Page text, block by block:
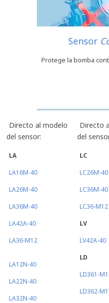
Sensor
Protege la bomba
Directo al modelo
del sensor:
LA
LA16M-40
LA26M-40
LA36M-40
LA42A-40
LA36-M12
LA12N-40
LA22N-40
LA32N-40
Directo
del
LC
LC26M-40
LC36M-40
LC36-M12
LV
LV42A-40
LD
LD361-
LD362-